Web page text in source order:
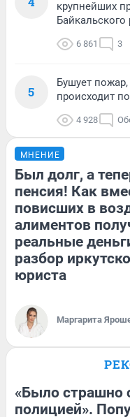
крупнейших
Байкальского
6 861 3
5
Бушует
происходит
4 928
МНЕНИЕ
Был долг, а
пенсия! Как
повисших в
алиментов
реальные
разбор
юриста
Маргарита
«Было страшно
полицией».